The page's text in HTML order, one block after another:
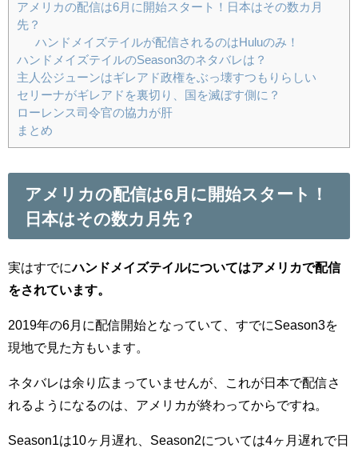
アメリカの配信は6月に開始スタート！日本はその数カ月
先？
ハンドメイズテイルが配信されるのはHuluのみ！
ハンドメイズテイルのSeason3のネタバレは？
主人公ジューンはギレアド政権をぶっ壊すつもりらしい
セリーナがギレアドを裏切り、国を滅ぼす側に？
ローレンス司令官の協力が肝
まとめ
アメリカの配信は6月に開始スタート！
日本はその数カ月先？
実はすでにハンドメイズテイルについてはアメリカで配信
をされています。
2019年の6月に配信開始となっていて、すでにSeason3を
現地で見た方もいます。
ネタバレは余り広まっていませんが、これが日本で配信さ
れるようになるのは、アメリカが終わってからですね。
Season1は10ヶ月遅れ、Season2については4ヶ月遅れで日